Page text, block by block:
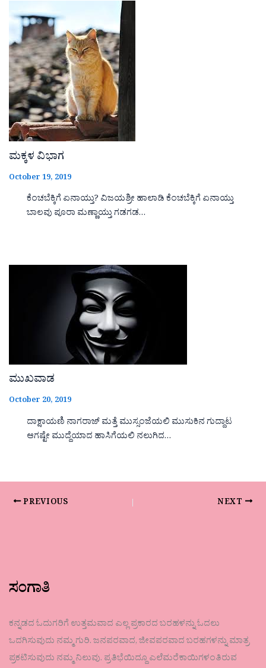
ಮಕ್ಕಳ ವಿಭಾಗ
October 19, 2019
ಕೆಂಚಬೆಕ್ಕಿಗೆ ಏನಾಯ್ತು? ವಿಜಯಶ್ರೀ ಹಾಲಾಡಿ ಕೆಂಚಬೆಕ್ಕಿಗೆ ಏನಾಯ್ತು
ಬಾಲವು ಪೂರಾ ಮಣ್ಣಾಯ್ತು ಗಡಗಡ…
ಮುಖವಾಡ
October 20, 2019
ದಾಕ್ಷಾಯಣಿ ನಾಗರಾಜ್ ಮತ್ತೆ ಮುಸ್ಸಂಜೆಯಲಿ ಮುಸುಕಿನ ಗುದ್ದಾಟ
ಆಗಷ್ಟೇ ಮುದ್ದೆಯಾದ ಹಾಸಿಗೆಯಲಿ ನಲುಗಿದ…
PREVIOUS NEXT
ಸಂಗಾತಿ
ಕನ್ನಡದ ಓದುಗರಿಗೆ ಉತ್ತಮವಾದ ಎಲ್ಲ ಪ್ರಕಾರದ ಬರಹಳನ್ನು ಓದಲು
ಒದಗಿಸುವುದು ನಮ್ಮ ಗುರಿ. ಜನಪರವಾದ, ಜೀವಪರವಾದ ಬರಹಗಳನ್ನು ಮಾತ್ರ
ಪ್ರಕಟಿಸುವುದು ನಮ್ಮ ನಿಲುವು. ಪ್ರತಿಭೆಯಿದ್ದೂ ಎಲೆಮರೆಕಾಯಿಗಳಂತಿರುವ